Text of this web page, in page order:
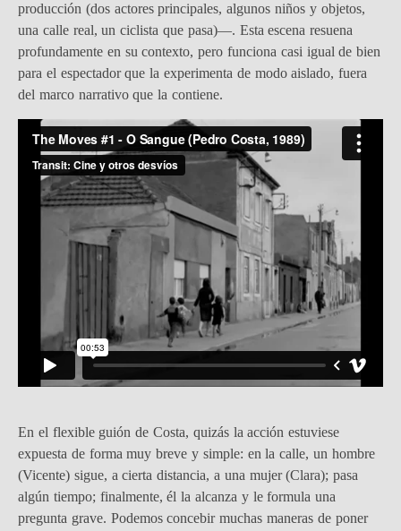
producción (dos actores principales, algunos niños y objetos,
una calle real, un ciclista que pasa)—. Esta escena resuena
profundamente en su contexto, pero funciona casi igual de bien
para el espectador que la experimenta de modo aislado, fuera
del marco narrativo que la contiene.
En el flexible guión de Costa, quizás la acción estuviese
expuesta de forma muy breve y simple: en la calle, un hombre
(Vicente) sigue, a cierta distancia, a una mujer (Clara); pasa
algún tiempo; finalmente, él la alcanza y le formula una
pregunta grave. Podemos concebir muchas maneras de poner